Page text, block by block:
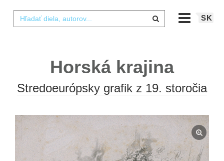
SK
Horská krajina
Stredoeurópsky grafik z 19. storočia